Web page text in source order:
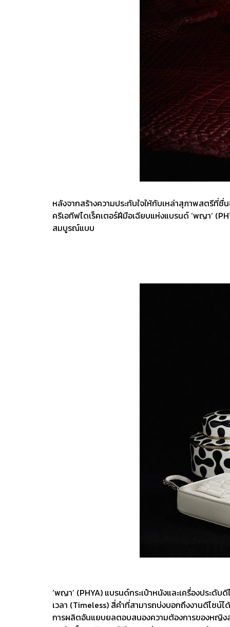
หลังจากสร้างความประทับใจให้กับเหล่าสุภาพสตรีที่
ครีเอทีฟไดเร็คเตอร์ฝีมือเฉียบแห่งแบรนด์ ‘พญา’
สมบูรณ์แบบ
‘พญา’ (PHYA) แบรนด์กระเป๋าหนังและเครื่องประ
เวลา (Timeless) สี่คำที่สามารถบ่งบอกถึงงานดีไซ
การผลิตอันแยบยลตอบสนองความต้องการของหญิง